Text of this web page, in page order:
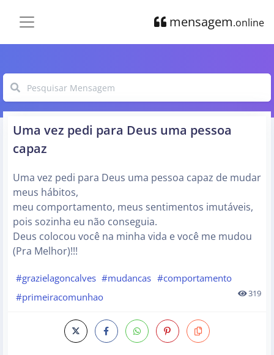
mensagem.online
Uma vez pedi para Deus uma pessoa
capaz
Uma vez pedi para Deus uma pessoa capaz de mudar
meus hábitos,
meu comportamento, meus sentimentos imutáveis,
pois sozinha eu não conseguia.
Deus colocou você na minha vida e você me mudou
(Pra Melhor)!!!
#grazielagoncalves #mudancas #comportamento
#primeiracomunhao
319